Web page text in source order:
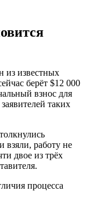
из известных
берёт $12 000
взнос для
таких
взяли, работу не
двое из трёх
процесса